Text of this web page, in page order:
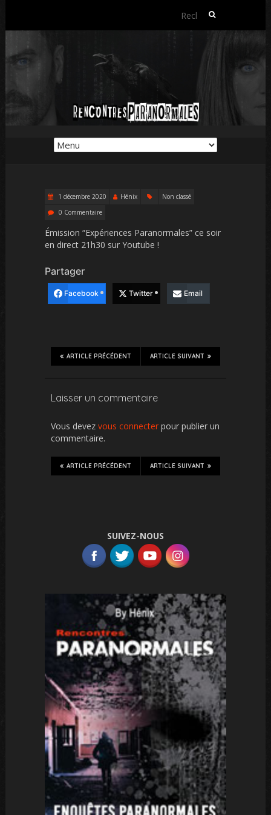
Rechercher :
1 décembre 2020 Hénix
Non classé
0 Commentaire
Émission “Expériences Paranormales” ce soir
en direct 21h30 sur Youtube !
Partager
Facebook Twitter Email
ARTICLE SUIVANT
ARTICLE PRÉCÉDENT
Laisser un commentaire
Vous devez vous connecter pour publier un
commentaire.
ARTICLE SUIVANT
ARTICLE PRÉCÉDENT
SUIVEZ-NOUS